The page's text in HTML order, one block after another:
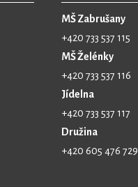
MŠ Zabrušany
+420 733 537 115
MŠ Želénky
+420 733 537 116
Jídelna
+420 733 537 117
Družina
+420 605 476 729